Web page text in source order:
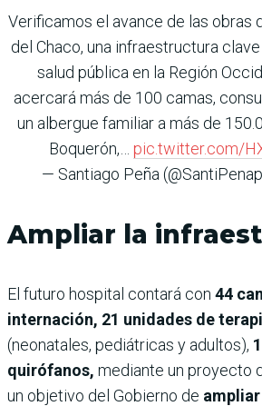
Verificamos el avance de las obras
del Chaco, una infraestructura
salud pública en la Región
acercará más de 100 camas,
un albergue familiar a más de
Boquerón,… pic.twitter.com/
— Santiago Peña
Ampliar la
El futuro hospital contará con 44
internación, 21 unidades de
(neonatales, pediátricas y adultos),
quirófanos, mediante un proyecto
un objetivo del Gobierno de